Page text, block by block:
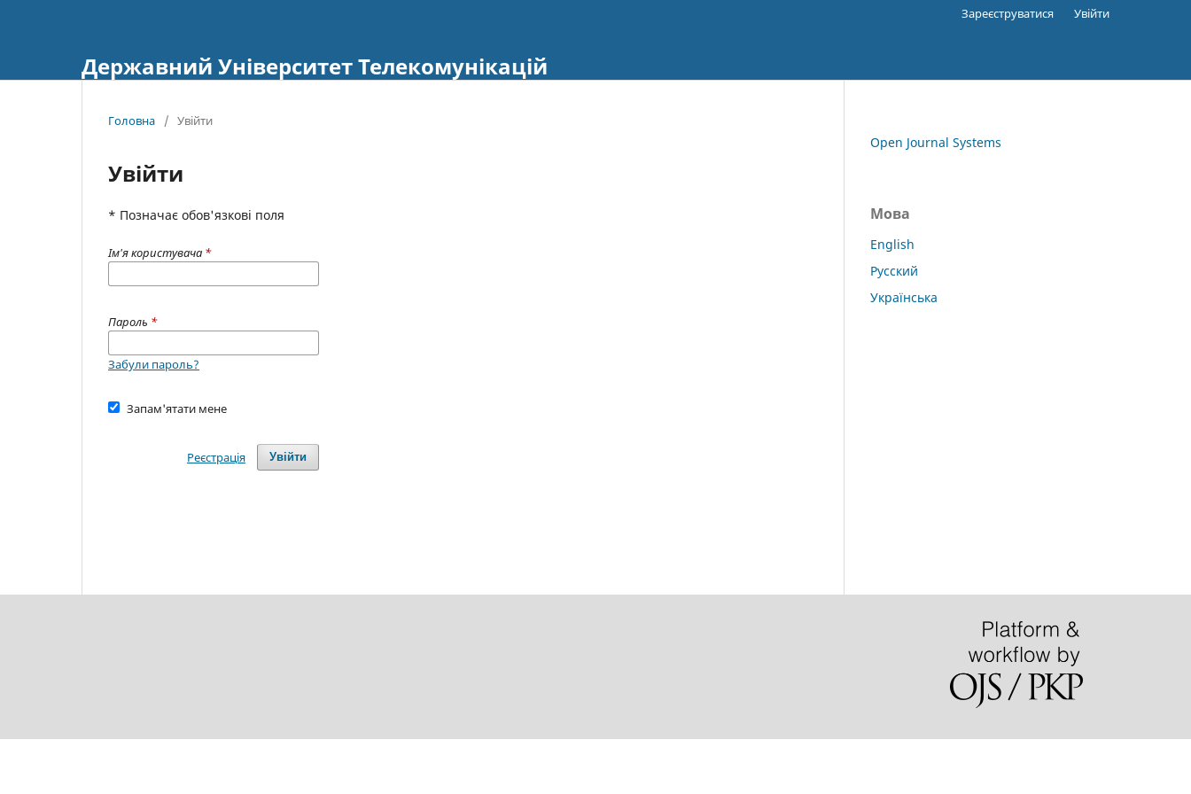
Державний Університет Телекомунікацій
Зареєструватися Увійти
Головна / Увійти
Увійти
* Позначає обов'язкові поля
Ім'я користувача *
Пароль *
Забули пароль?
Запам'ятати мене
Увійти
Реєстрація
Open Journal Systems
Мова
English
Русский
Українська